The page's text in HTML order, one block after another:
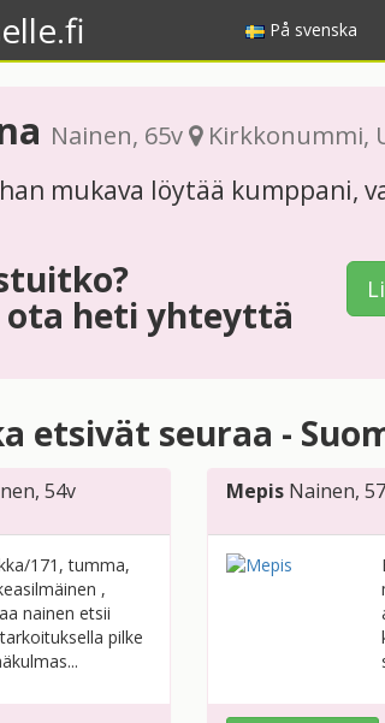
På svenska
Nainen, 65v Kirkkonummi,
mukava löytää kumppani,
ota heti yhteyttä
etsivät seuraa -
, 54v
171, tumma,
,
nainen etsii
pilke
Mepis Nainen,